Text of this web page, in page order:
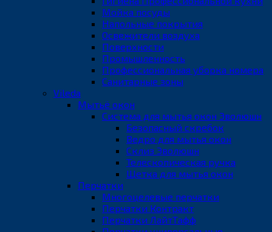
Мойка посуды
Напольные покрытия
Освежители воздуха
Поверхности
Промышленность
Профессиональная уборка номера
Санитарные зоны
Vileda
Мытьё окон
Система для мытья окон Эволюшн
Безопасный скребок
Ведро для мытья окон
Склиз Эволюшн
Телескопическая ручка
Щетка для мытья окон
Перчатки
Многоцелевые перчатки
Перчатки Контракт
Перчатки ЛайтТафф